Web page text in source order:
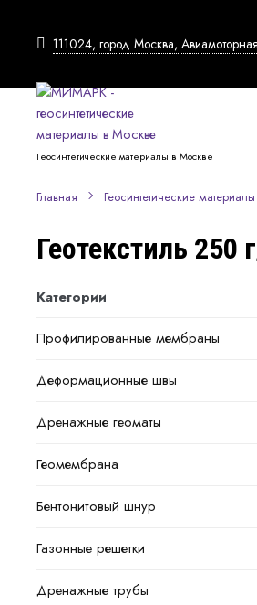
111024, город Москва,
Геосинтетические материалы в Москве
Главная Геосинтетические материалы
Геотекстиль 250
Категории
Профилированные мембраны
Деформационные швы
Дренажные геоматы
Геомембрана
Бентонитовый шнур
Газонные решетки
Дренажные трубы